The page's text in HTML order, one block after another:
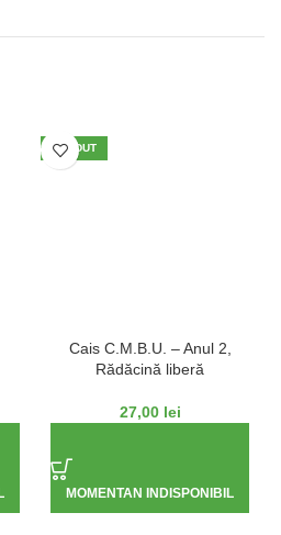
VÂNDUT
Cais C.M.B.U. – Anul 2,
Rădăcină liberă
27,00 lei
MOMENTAN INDISPONIBIL